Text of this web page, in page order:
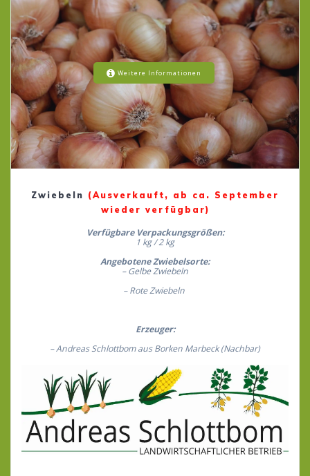
Weitere Informationen
Zwiebeln (Ausverkauft, ab ca. September
wieder verfügbar)
Verfügbare Verpackungsgrößen:
1 kg / 2 kg
Angebotene Zwiebelsorte:
– Gelbe Zwiebeln
– Rote Zwiebeln
Erzeuger:
– Andreas Schlottbom aus Borken Marbeck (Nachbar)